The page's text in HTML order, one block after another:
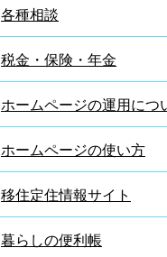
各種相談
税金・保険・年金
ホームページの運用につ
ホームページの使い方
移住定住情報サイト
暮らしの便利帳